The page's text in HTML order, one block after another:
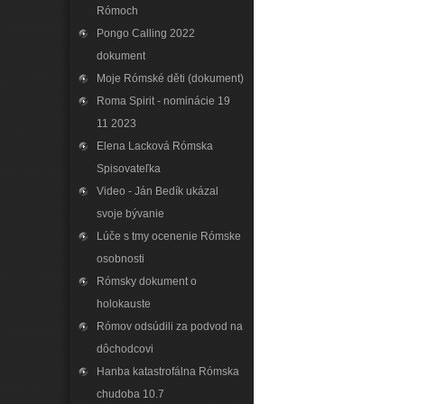
Rómoch
Pongo Calling 2022
dokument
Moje Rómské děti (dokument)
Roma Spirit - nominácie 19
11 2023
Elena Lacková Rómska
Spisovateľka
Video - Ján Bedík ukázal
svoje bývanie
Lúče s tmy ocenenie Rómske
osobnosti
Rómsky dokument o
holokauste
Rómov odsúdili za podvod na
dôchodcovi
Hanba katastrofálna Rómska
chudoba 10.7